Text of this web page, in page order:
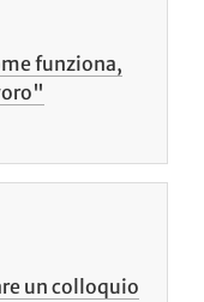
funziona,
un colloquio